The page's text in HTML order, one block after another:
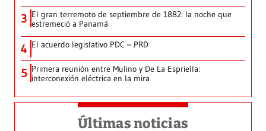
3 El gran terremoto de septiembre de 1882: la noche que
estremeció a Panamá
4 El acuerdo legislativo PDC – PRD
5 Primera reunión entre Mulino y De La Espriella:
interconexión eléctrica en la mira
Últimas noticias